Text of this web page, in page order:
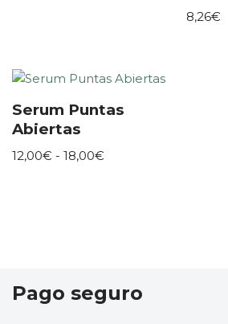
8,26€
Serum Puntas
Abiertas
12,00€ - 18,00€
Pago seguro